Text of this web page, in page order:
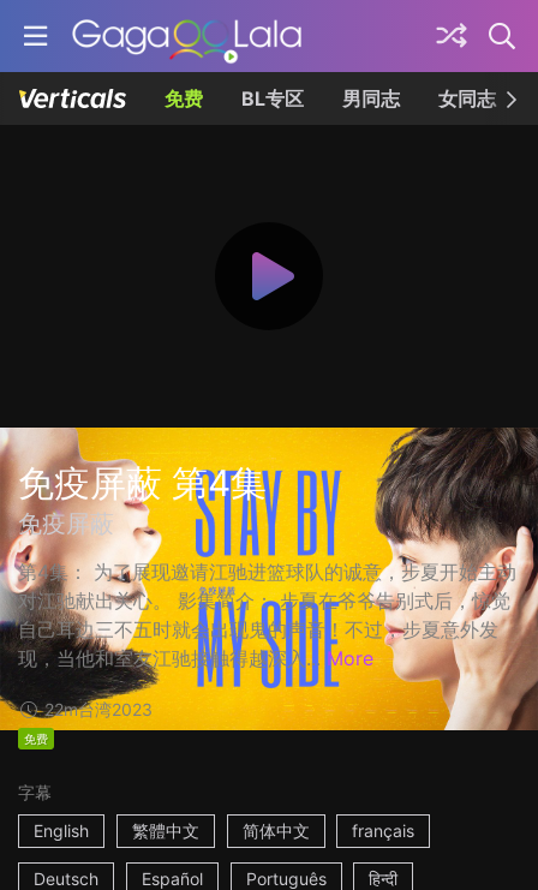
免费 BL专区 男同志 女同志
免疫屏蔽 第4集
免疫屏蔽
第4集： 为了展现邀请江驰进篮球队的诚意，步夏开始主动
对江驰献出关心。 影集简介： 步夏在爷爷告别式后，惊觉
自己耳边三不五时就会出现鬼的声音！不过，步夏意外发
现，当他和室友江驰接触得越深入... More
22m台湾2023
免费
字幕
English
繁體中文 简体中文 français
Deutsch Español Português हिन्दी